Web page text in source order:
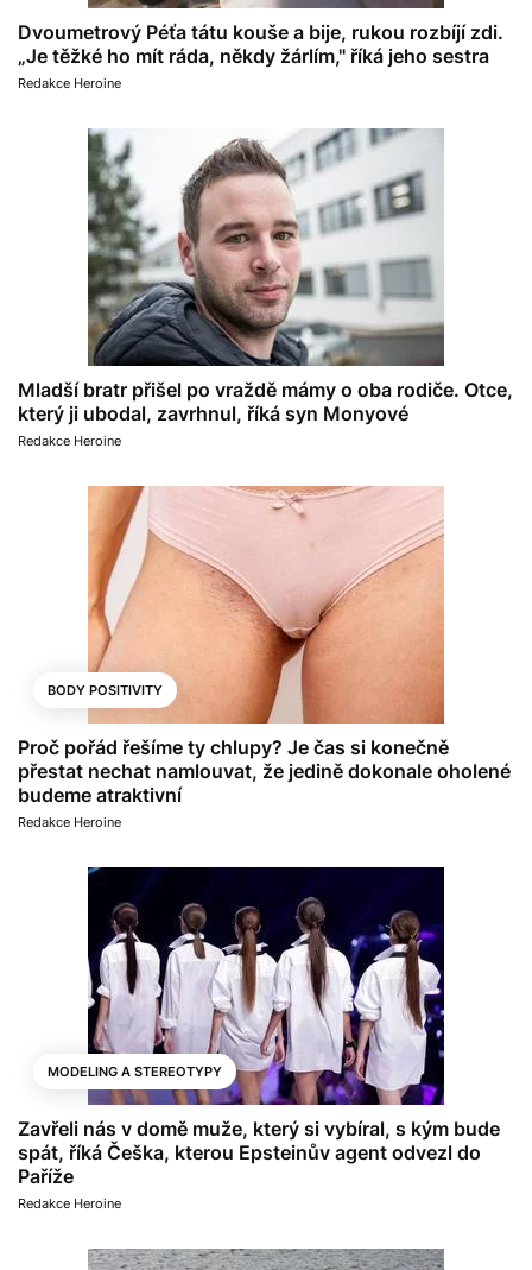
Dvoumetrový Péťa tátu kouše a bije, rukou rozbíjí zdi.
„Je těžké ho mít ráda, někdy žárlím," říká jeho sestra
Redakce Heroine
Mladší bratr přišel po vraždě mámy o oba rodiče. Otce,
který ji ubodal, zavrhnul, říká syn Monyové
Redakce Heroine
BODY POSITIVITY
Proč pořád řešíme ty chlupy? Je čas si konečně
přestat nechat namlouvat, že jedině dokonale oholené
budeme atraktivní
Redakce Heroine
MODELING A STEREOTYPY
Zavřeli nás v domě muže, který si vybíral, s kým bude
spát, říká Češka, kterou Epsteinův agent odvezl do
Paříže
Redakce Heroine